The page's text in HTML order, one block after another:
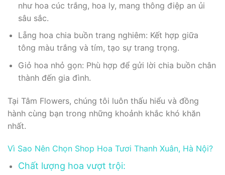
như hoa cúc trắng, hoa ly, mang thông điệp an ủi
sâu sắc.
Lẵng hoa chia buồn trang nghiêm: Kết hợp giữa
tông màu trắng và tím, tạo sự trang trọng.
Giỏ hoa nhỏ gọn: Phù hợp để gửi lời chia buồn chân
thành đến gia đình.
Tại Tâm Flowers, chúng tôi luôn thấu hiểu và đồng
hành cùng bạn trong những khoảnh khắc khó khăn
nhất.
Vì Sao Nên Chọn Shop Hoa Tươi Thanh Xuân, Hà Nội?
Chất lượng hoa vượt trội: